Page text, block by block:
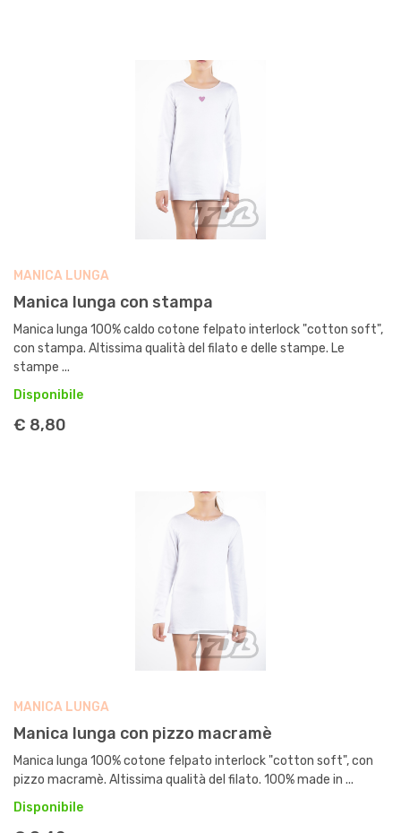
MANICA LUNGA
Manica lunga con stampa
Manica lunga 100% caldo cotone felpato interlock "cotton soft",
con stampa. Altissima qualità del filato e delle stampe. Le
stampe ...
Disponibile
€ 8,80
MANICA LUNGA
Manica lunga con pizzo macramè
Manica lunga 100% cotone felpato interlock "cotton soft", con
pizzo macramè. Altissima qualità del filato. 100% made in ...
Disponibile